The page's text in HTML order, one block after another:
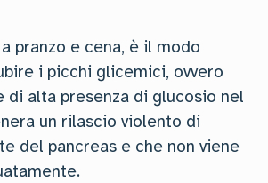
pranzo e cena, è il modo
i picchi glicemici, ovvero
di alta presenza di glucosio nel
un rilascio violento di
del pancreas e che non viene